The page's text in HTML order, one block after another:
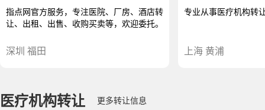
指点网官方服务，专注医院、厂房、酒店转
让、出租、出售、收购买卖等，欢迎委托。
深圳 福田
专业从事医疗机构转
上海 黄浦
医疗机构转让 更多转让信息